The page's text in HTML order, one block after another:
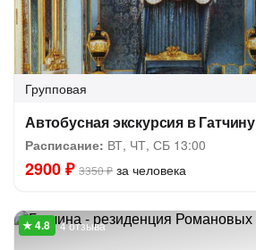
Групповая
Автобусная экскурсия в Гатчину
Расписание: ВТ, ЧТ, СБ 13:00
2900 ₽ 3350 ₽ за человека
4 отзыва